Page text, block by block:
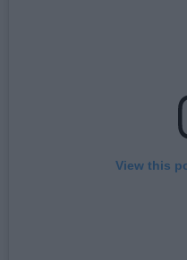
View this